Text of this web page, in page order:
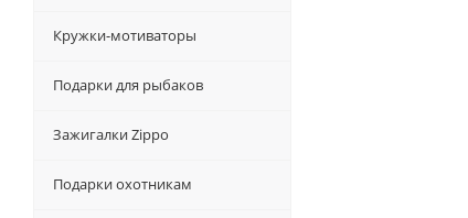
Кружки-мотиваторы
Подарки для рыбаков
Зажигалки Zippo
Подарки охотникам